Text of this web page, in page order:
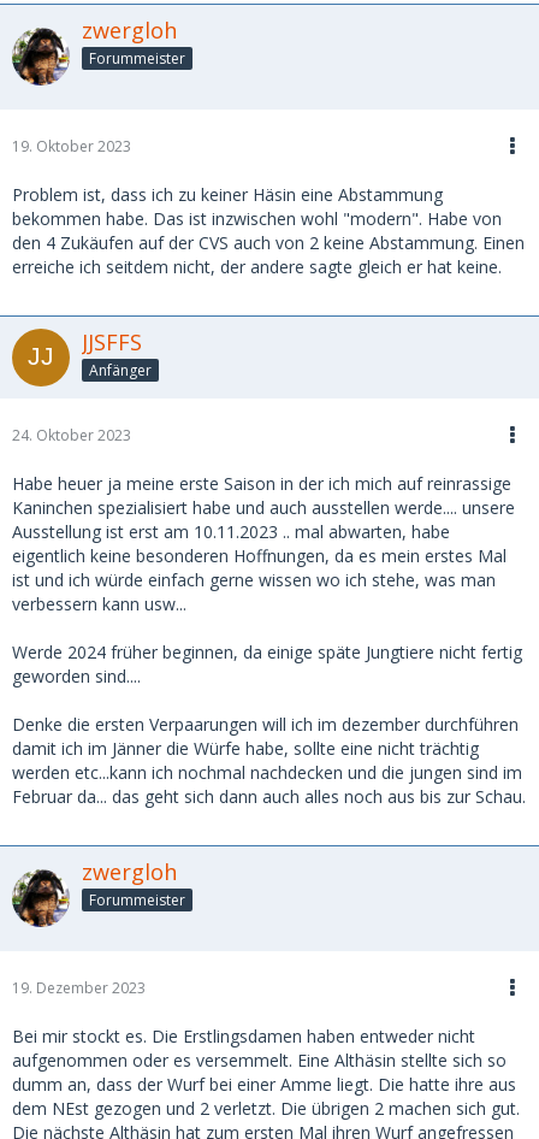
zwergloh
Forummeister
19. Oktober 2023
Problem ist, dass ich zu keiner Häsin eine Abstammung
bekommen habe. Das ist inzwischen wohl "modern". Habe von
den 4 Zukäufen auf der CVS auch von 2 keine Abstammung. Einen
erreiche ich seitdem nicht, der andere sagte gleich er hat keine.
JJSFFS
Anfänger
24. Oktober 2023
Habe heuer ja meine erste Saison in der ich mich auf reinrassige
Kaninchen spezialisiert habe und auch ausstellen werde.... unsere
Ausstellung ist erst am 10.11.2023 .. mal abwarten, habe
eigentlich keine besonderen Hoffnungen, da es mein erstes Mal
ist und ich würde einfach gerne wissen wo ich stehe, was man
verbessern kann usw...
Werde 2024 früher beginnen, da einige späte Jungtiere nicht fertig
geworden sind....
Denke die ersten Verpaarungen will ich im dezember durchführen
damit ich im Jänner die Würfe habe, sollte eine nicht trächtig
werden etc...kann ich nochmal nachdecken und die jungen sind im
Februar da... das geht sich dann auch alles noch aus bis zur Schau.
zwergloh
Forummeister
19. Dezember 2023
Bei mir stockt es. Die Erstlingsdamen haben entweder nicht
aufgenommen oder es versemmelt. Eine Althäsin stellte sich so
dumm an, dass der Wurf bei einer Amme liegt. Die hatte ihre aus
dem NEst gezogen und 2 verletzt. Die übrigen 2 machen sich gut.
Die nächste Althäsin hat zum ersten Mal ihren Wurf angefressen